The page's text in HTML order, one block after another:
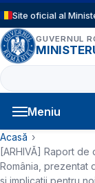
Sari la conținutul
Site oficial al
GUVERNUL
Caută
Meniu
Navigație
Cale de
Acasă
[ARHIVĂ] Raport
România, prezentat
și implicații pentru